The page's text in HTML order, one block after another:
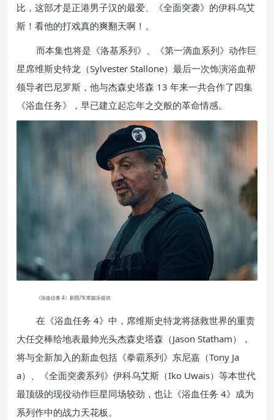
比，这部才是正港男子汉的最爱、《全面突袭》的伊科乌艾
斯！看他的打戏真的爽翻天啊！。
而本集也将是《洛基系列》、《第一滴血系列》动作巨
星席维斯史特龙（Sylvester Stallone）最后一次饰演浴血帮
领导者巴尼罗斯，他与杰森史塔森 13 年来一共合作了四集
《浴血任务》，早已建立起忘年之交般的革命情感。
《浴血任务 4》剧照/车库娱乐提供
在《浴血任务 4》中，席维斯史特龙将拯救世界的重责
大任交棒给地表最帅光头杰森史塔森（Jason Statham），
将与全新加入的新血包括《拳霸系列》东尼嘉（Tony Ja
a）、《全面突袭系列》伊科乌艾斯（Iko Uwais）等本世代
最顶级的现役动作巨星同场较劲，也让《浴血任务 4》成为
系列作中的战力天花板。